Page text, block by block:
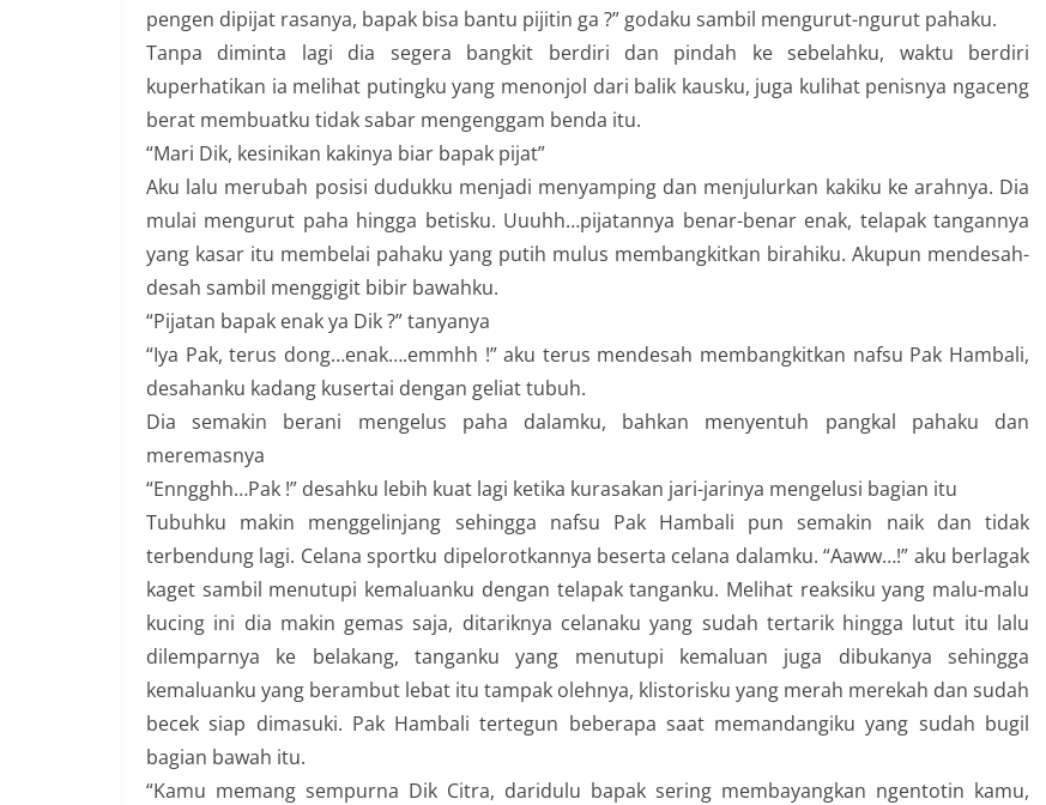
pengen dipijat rasanya, bapak bisa bantu pijitin ga ?” godaku sambil mengurut-ngurut pahaku.
Tanpa diminta lagi dia segera bangkit berdiri dan pindah ke sebelahku, waktu berdiri
kuperhatikan ia melihat putingku yang menonjol dari balik kausku, juga kulihat penisnya ngaceng
berat membuatku tidak sabar mengenggam benda itu.
“Mari Dik, kesinikan kakinya biar bapak pijat”
Aku lalu merubah posisi dudukku menjadi menyamping dan menjulurkan kakiku ke arahnya. Dia
mulai mengurut paha hingga betisku. Uuuhh…pijatannya benar-benar enak, telapak tangannya
yang kasar itu membelai pahaku yang putih mulus membangkitkan birahiku. Akupun mendesah-
desah sambil menggigit bibir bawahku.
“Pijatan bapak enak ya Dik ?” tanyanya
“Iya Pak, terus dong…enak….emmhh !” aku terus mendesah membangkitkan nafsu Pak Hambali,
desahanku kadang kusertai dengan geliat tubuh.
Dia semakin berani mengelus paha dalamku, bahkan menyentuh pangkal pahaku dan
meremasnya
“Enngghh…Pak !” desahku lebih kuat lagi ketika kurasakan jari-jarinya mengelusi bagian itu
Tubuhku makin menggelinjang sehingga nafsu Pak Hambali pun semakin naik dan tidak
terbendung lagi. Celana sportku dipelorotkannya beserta celana dalamku. “Aaww…!” aku berlagak
kaget sambil menutupi kemaluanku dengan telapak tanganku. Melihat reaksiku yang malu-malu
kucing ini dia makin gemas saja, ditariknya celanaku yang sudah tertarik hingga lutut itu lalu
dilemparnya ke belakang, tanganku yang menutupi kemaluan juga dibukanya sehingga
kemaluanku yang berambut lebat itu tampak olehnya, klistorisku yang merah merekah dan sudah
becek siap dimasuki. Pak Hambali tertegun beberapa saat memandangiku yang sudah bugil
bagian bawah itu.
“Kamu memang sempurna Dik Citra, daridulu bapak sering membayangkan ngentotin kamu,